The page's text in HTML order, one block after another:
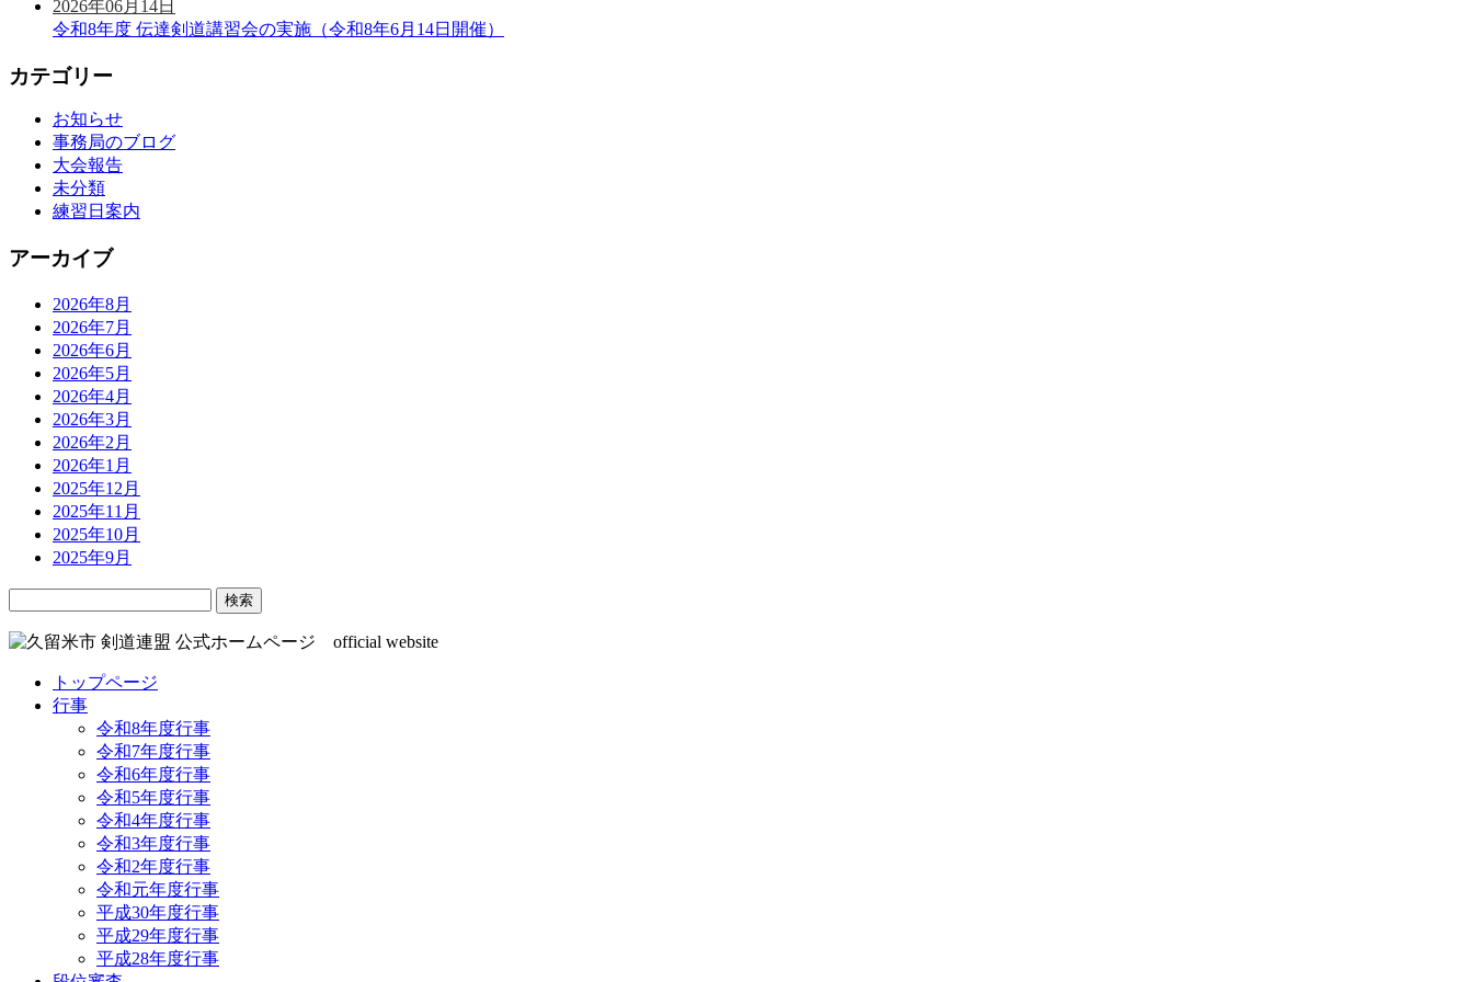
2026年06月14日
令和8年度 伝達剣道講習会の実施（令和8年6月14日開催）
カテゴリー
お知らせ
事務局のブログ
大会報告
未分類
練習日案内
アーカイブ
2026年8月
2026年7月
2026年6月
2026年5月
2026年4月
2026年3月
2026年2月
2026年1月
2025年12月
2025年11月
2025年10月
2025年9月
トップページ
行事
令和8年度行事
令和7年度行事
令和6年度行事
令和5年度行事
令和4年度行事
令和3年度行事
令和2年度行事
令和元年度行事
平成30年度行事
平成29年度行事
平成28年度行事